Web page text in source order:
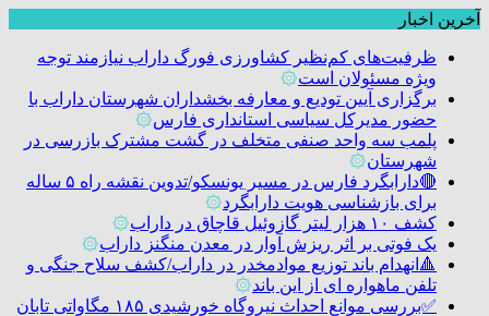
آخرین اخبار
ظرفیت‌های کم‌نظیر کشاورزی فورگ داراب نیازمند توجه
ویژه مسئولان است۞
برگزاری آیین تودیع و معارفه بخشداران شهرستان داراب با
حضور مدیرکل سیاسی استانداری فارس۞
پلمب سه واحد صنفی متخلف در گشت مشترک بازرسی در
شهرستان۞
🔴دارابگرد فارس در مسیر یونسکو/تدوین نقشه راه ۵ ساله
برای بازشناسی هویت دارابگرد۞
کشف ۱۰ هزار لیتر گازوئیل قاچاق در داراب
۞
یک فوتی بر اثر ریزش آوار در معدن منگنز داراب۞
🔺انهدام باند توزیع موادمخدر در داراب/کشف سلاح جنگی و
تلفن ماهواره ای از این باند۞
✅بررسی موانع احداث نیروگاه خورشیدی ۱۸۵ مگاواتی تابان